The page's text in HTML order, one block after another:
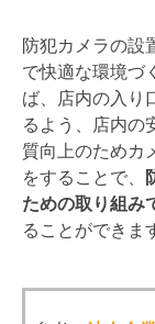
防犯カメラの設
で快適な環境づ
ば、店内の入り
るよう、店内の
質向上のためカ
をすることで、
ための取り組み
ることができま